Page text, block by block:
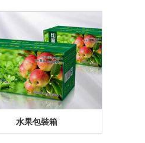
水果包裝箱